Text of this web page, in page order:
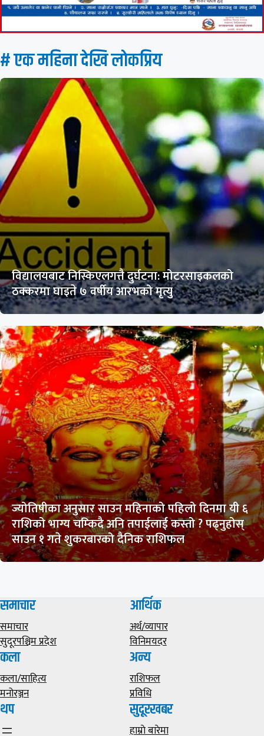
# एक महिना देखि लाेकप्रिय
विद्यालयबाट निस्किएलगत्तै दुर्घटना: मोटरसाइकलको
ठक्करमा घाइते ७ वर्षीय आरभको मृत्यु
ज्योतिषीका अनुसार साउन महिनाको पहिलो दिनमा यी ६
राशिको भाग्य चम्किदै अनि तपाईलाई कस्तो ? पढ्नुहोस्
साउन १ गते शुकरबारको दैनिक राशिफल
समाचार
समाचार
सुदूरपश्चिम प्रदेश
आर्थिक
अर्थ/व्यापार
विनिमयदर
कला
कला/साहित्य
मनोरञ्जन
अन्य
राशिफल
प्रविधि
थप सुदूरखबर
हाम्राे बारेमा